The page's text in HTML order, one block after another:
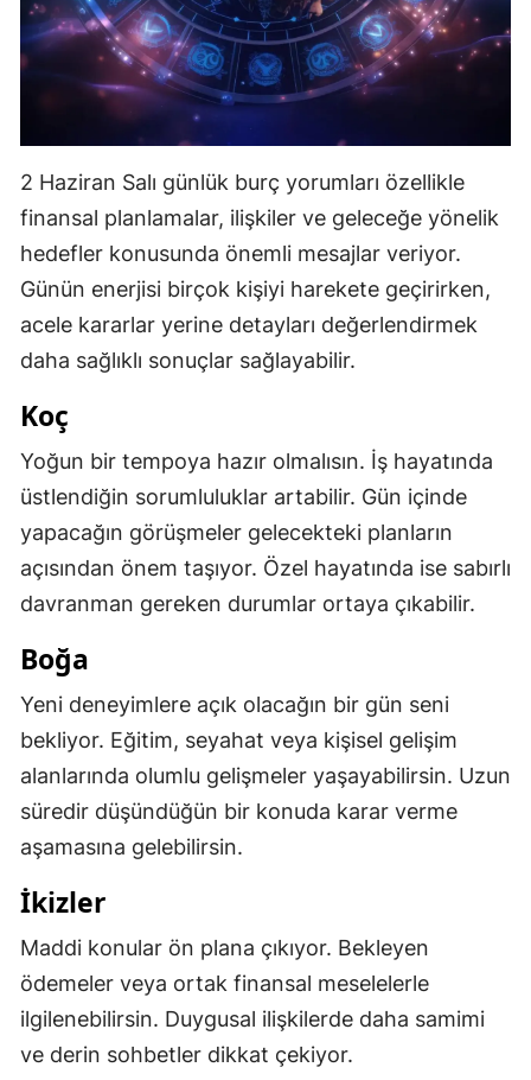
Gümüşhane
Hakkari
Hatay
Mersin
İstanbul
İzmir
Kars
Kayseri
Kırklareli
Kırşehir
Kocaeli
Kütahya
Malatya
Manisa
Muğla
Muş
Nevşehir
2 Haziran Salı günlük burç yorumları özellikle
finansal planlamalar, ilişkiler ve geleceğe yönelik
hedefler konusunda önemli mesajlar veriyor.
Günün enerjisi birçok kişiyi harekete geçirirken,
acele kararlar yerine detayları değerlendirmek
daha sağlıklı sonuçlar sağlayabilir.
Koç
Yoğun bir tempoya hazır olmalısın. İş hayatında
üstlendiğin sorumluluklar artabilir. Gün içinde
yapacağın görüşmeler gelecekteki planların
açısından önem taşıyor. Özel hayatında ise sabırlı
davranman gereken durumlar ortaya çıkabilir.
Boğa
Yeni deneyimlere açık olacağın bir gün seni
bekliyor. Eğitim, seyahat veya kişisel gelişim
alanlarında olumlu gelişmeler yaşayabilirsin. Uzun
süredir düşündüğün bir konuda karar verme
aşamasına gelebilirsin.
İkizler
Maddi konular ön plana çıkıyor. Bekleyen
ödemeler veya ortak finansal meselelerle
ilgilenebilirsin. Duygusal ilişkilerde daha samimi
ve derin sohbetler dikkat çekiyor.